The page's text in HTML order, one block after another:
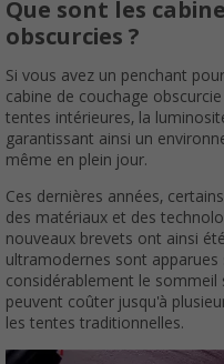
Que sont les
obscurcies ?
Si vous avez un penchant
cabine de couchage
tentes intérieures, la
garantissant ainsi un
même en plein jour.
Ces dernières années,
des matériaux et des
nouveaux brevets ont ainsi
ultramodernes sont
considérablement le
peuvent coûter jusqu'à
les tentes traditionnelles.